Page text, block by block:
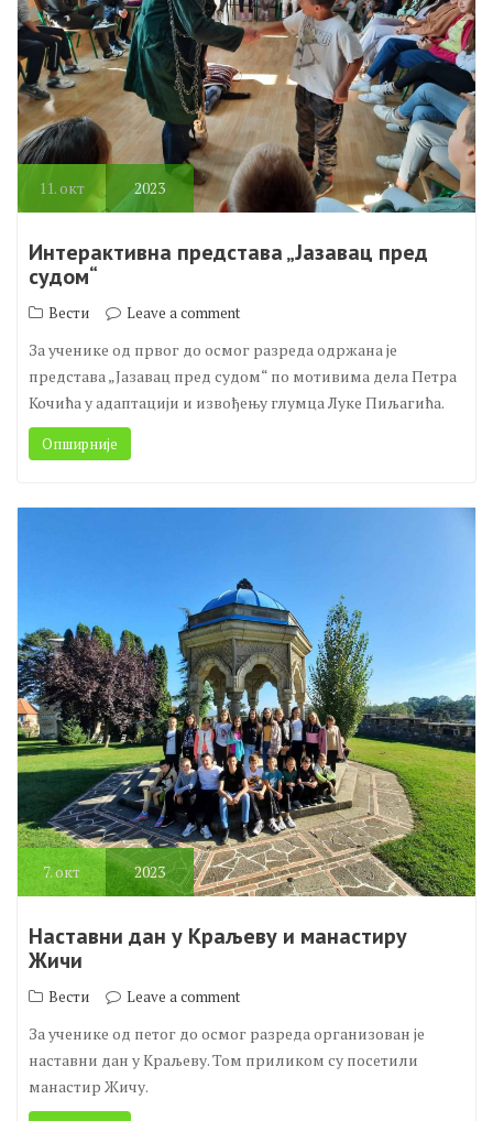
11.окт 2023
Интерактивна представа „Јазавац пред
судом“
Вести Leave a comment
За ученике од првог до осмог разреда одржана је
представа „Јазавац пред судом“ по мотивима дела Петра
Кочића у адаптацији и извођењу глумца Луке Пиљагића.
Опширније
7.окт 2023
Наставни дан у Краљеву и манастиру
Жичи
Вести Leave a comment
За ученике од петог до осмог разреда организован је